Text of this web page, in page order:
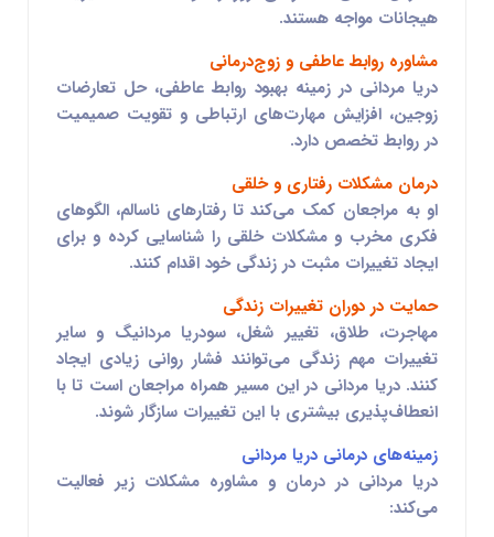
هیجانات مواجه هستند.
مشاوره روابط عاطفی و زوج‌درمانی
دریا مردانی در زمینه بهبود روابط عاطفی، حل تعارضات
زوجین، افزایش مهارت‌های ارتباطی و تقویت صمیمیت
در روابط تخصص دارد.
درمان مشکلات رفتاری و خلقی
او به مراجعان کمک می‌کند تا رفتارهای ناسالم، الگوهای
فکری مخرب و مشکلات خلقی را شناسایی کرده و برای
ایجاد تغییرات مثبت در زندگی خود اقدام کنند.
حمایت در دوران تغییرات زندگی
مهاجرت، طلاق، تغییر شغل، سودریا مردانیگ و سایر
تغییرات مهم زندگی می‌توانند فشار روانی زیادی ایجاد
کنند. دریا مردانی در این مسیر همراه مراجعان است تا با
انعطاف‌پذیری بیشتری با این تغییرات سازگار شوند.
زمینه‌های درمانی دریا مردانی
دریا مردانی در درمان و مشاوره مشکلات زیر فعالیت
می‌کند: